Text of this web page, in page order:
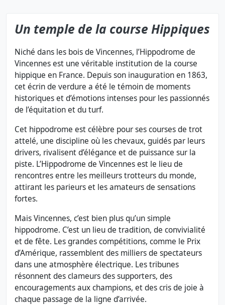
Un temple de la course Hippiques
Niché dans les bois de Vincennes, l’Hippodrome de
Vincennes est une véritable institution de la course
hippique en France. Depuis son inauguration en 1863,
cet écrin de verdure a été le témoin de moments
historiques et d’émotions intenses pour les passionnés
de l’équitation et du turf.
Cet hippodrome est célèbre pour ses courses de trot
attelé, une discipline où les chevaux, guidés par leurs
drivers, rivalisent d’élégance et de puissance sur la
piste. L’Hippodrome de Vincennes est le lieu de
rencontres entre les meilleurs trotteurs du monde,
attirant les parieurs et les amateurs de sensations
fortes.
Mais Vincennes, c’est bien plus qu’un simple
hippodrome. C’est un lieu de tradition, de convivialité
et de fête. Les grandes compétitions, comme le Prix
d’Amérique, rassemblent des milliers de spectateurs
dans une atmosphère électrique. Les tribunes
résonnent des clameurs des supporters, des
encouragements aux champions, et des cris de joie à
chaque passage de la ligne d’arrivée.